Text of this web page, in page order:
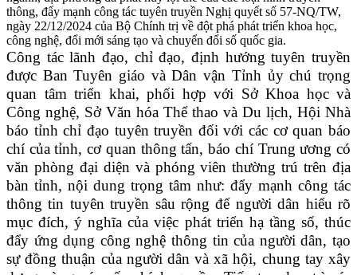
thông, đẩy mạnh công tác tuyên truyền Nghị quyết số 57-NQ/TW,
ngày 22/12/2024 của Bộ Chính trị về đột phá phát triển khoa học,
công nghệ, đổi mới sáng tạo và chuyển đổi số quốc gia.
Công tác lãnh đạo, chỉ đạo, định hướng tuyên truyền
được Ban Tuyên giáo và Dân vận Tỉnh ủy chú trọng
quan tâm triển khai, phối hợp với Sở Khoa học và
Công nghệ, Sở Văn hóa Thể thao và Du lịch, Hội Nhà
báo tỉnh chỉ đạo tuyên truyền đối với các cơ quan báo
chí của tỉnh, cơ quan thông tấn, báo chí Trung ương có
văn phòng đại diện và phóng viên thường trú trên địa
bàn tỉnh, nội dung trọng tâm như: đẩy mạnh công tác
thông tin tuyên truyền sâu rộng để người dân hiểu rõ
mục đích, ý nghĩa của việc phát triển hạ tầng số, thúc
đẩy ứng dụng công nghệ thông tin của người dân, tạo
sự đồng thuận của người dân và xã hội, chung tay xây